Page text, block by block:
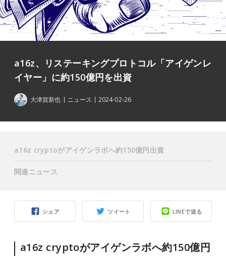
a16z、リステーキングプロトコル「アイゲンレ
イヤー」に約150億円を出資
大津賀新也 ニュース 2024-02-26
シェア ツイート LINEで送る
a16z cryptoがアイゲンラボへ約150億円
a16z cryptoがアイゲンラボへ約150億円出資
関連ニュース